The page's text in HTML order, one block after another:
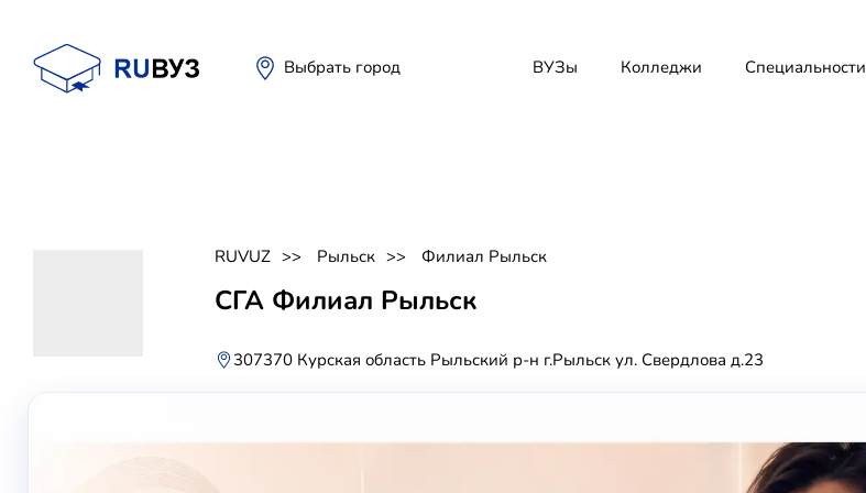
Выбрать город ВУЗы Колледжи Специальности
RUVUZ Рыльск Филиал Рыльск
СГА Филиал Рыльск
307370 Курская область Рыльский р-н г.Рыльск ул. Свердлова д.23